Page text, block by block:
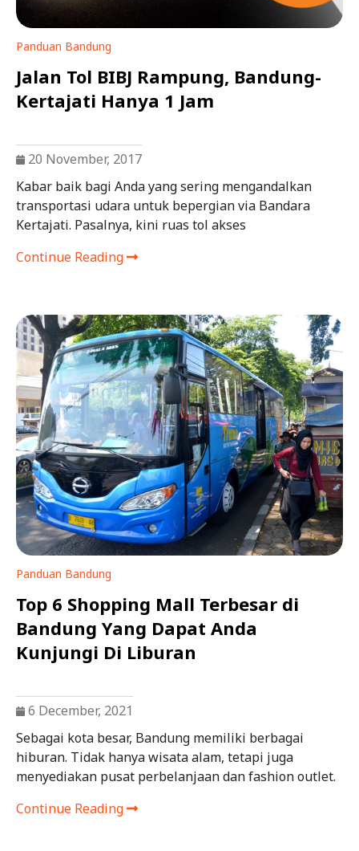
Panduan Bandung
Jalan Tol BIBJ Rampung, Bandung-
Kertajati Hanya 1 Jam
20 November, 2017
Kabar baik bagi Anda yang sering mengandalkan
transportasi udara untuk bepergian via Bandara
Kertajati. Pasalnya, kini ruas tol akses
Continue Reading
Panduan Bandung
Top 6 Shopping Mall Terbesar di
Bandung Yang Dapat Anda
Kunjungi Di Liburan
6 December, 2021
Sebagai kota besar, Bandung memiliki berbagai
hiburan. Tidak hanya wisata alam, tetapi juga
menyediakan pusat perbelanjaan dan fashion outlet.
Continue Reading